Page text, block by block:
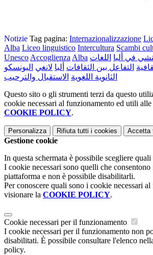
Notizie Tag pagina: Internazionalizzazione
Alba Liceo linguistico Intercultura Scambi
Unesco Accoglienza Alba في ألبا اللغات
التفاعل بين الثقافات ألبا لانغي اليونسكو
الثانوية اللغوية الاستقبال والترحيب
Questo sito o gli strumenti terzi da questo
cookie necessari al funzionamento ed utili
COOKIE POLICY.
Personalizza Rifiuta tutti i cookies Accetta
Gestione cookie
In questa schermata è possibile scegliere
I cookie necessari sono quelli che
piattaforma e non è possibile disabilitarli.
Per conoscere quali sono i cookie necessari
visionare la COOKIE POLICY.
Cookie necessari per il funzionamento
I cookie necessari per il funzionamento non
disabilitati. È possibile consultare l'elenco
policy.